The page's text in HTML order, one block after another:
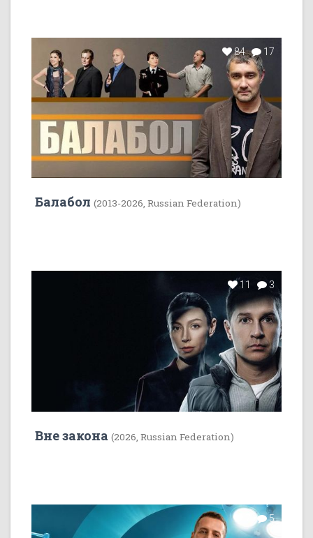
84 17
Балабол (2013-2026, Russian Federation)
11 3
Вне закона (2026, Russian Federation)
7 5